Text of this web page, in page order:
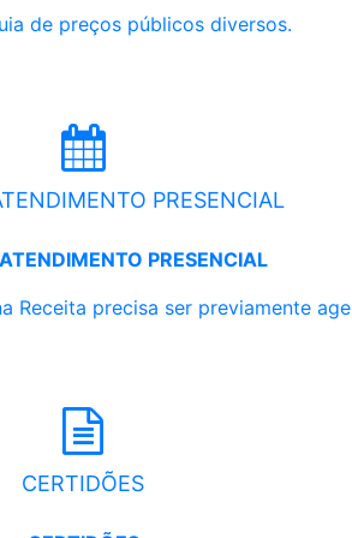
de preços públicos diversos.
PRESENCIAL
PRESENCIAL
Receita precisa ser previamente
CERTIDÕES